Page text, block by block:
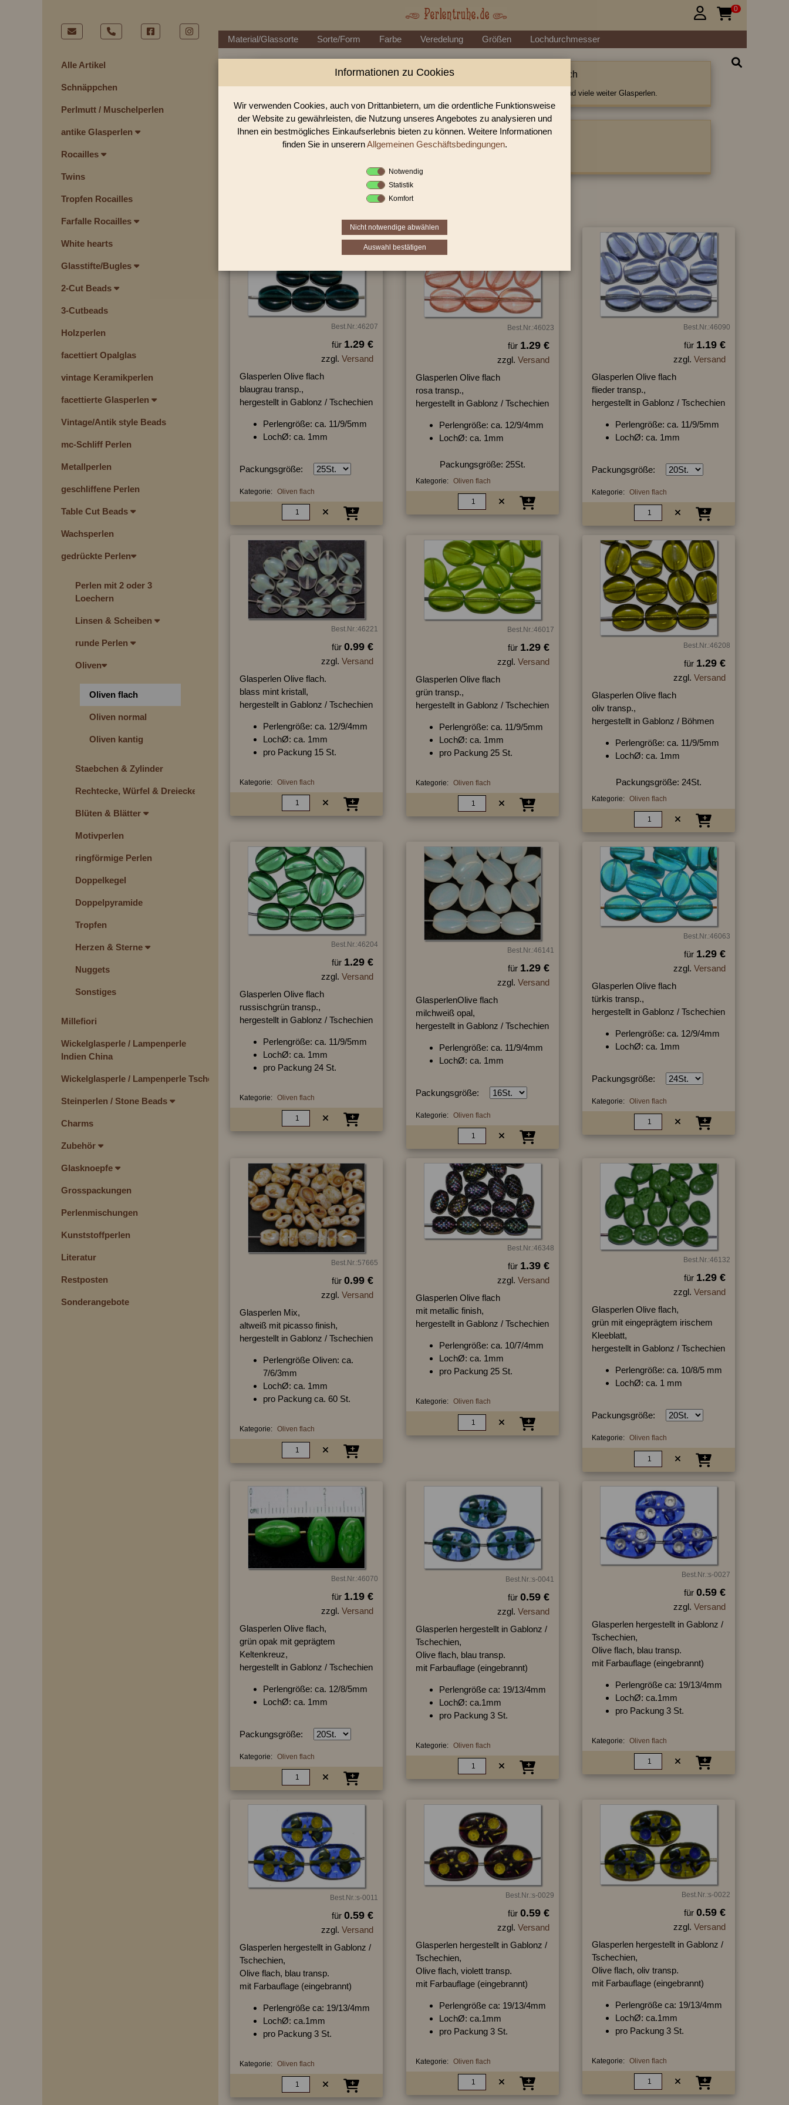
Alle Artikel
Schnäppchen
Perlmutt / Muschelperlen
antike Glasperlen
Rocailles
Twins
Tropfen Rocailles
Farfalle Rocailles
White hearts
Glasstifte/Bugles
2-Cut Beads
3-Cutbeads
Holzperlen
facettiert Opalglas
vintage Keramikperlen
facettierte Glasperlen
Vintage/Antik style Beads
mc-Schliff Perlen
Metallperlen
geschliffene Perlen
Table Cut Beads
Wachsperlen
gedrückte Perlen
Perlen mit 2 oder 3
Loechern
Linsen & Scheiben
runde Perlen
Oliven
Oliven flach
Oliven normal
Oliven kantig
Staebchen & Zylinder
Rechtecke, Würfel & Dreiecke
Blüten & Blätter
Motivperlen
ringförmige Perlen
Doppelkegel
Doppelpyramide
Tropfen
Herzen & Sterne
Nuggets
Sonstiges
Millefiori
Wickelglasperle / Lampenperle
Indien China
Wickelglasperle / Lampenperle Tschechien
Steinperlen / Stone Beads
Charms
Zubehör
Glasknoepfe
Grosspackungen
Perlenmischungen
Kunststoffperlen
Literatur
Restposten
Sonderangebote
 0
Material/Glassorte Sorte/Form Farbe Veredelung Größen Lochdurchmesser
Perlen Shop für gedrückte Perlen Oliven flach
In unserem Perlen Shop finden sie zahlreich gedrückte Perlen Oliven flach und viele weiter Glasperlen.
Sie befinden sich in folgender Kategorie:
gedrückte Perlen|Oliven
Best.Nr.:46207
für 1.29 €
zzgl. Versand
Glasperlen Olive flach
blaugrau transp.,
hergestellt in Gablonz / Tschechien
Perlengröße: ca. 11/9/5mm
LochØ: ca. 1mm
Packungsgröße:
Kategorie: Oliven flach
Best.Nr.:46023
für 1.29 €
zzgl. Versand
Glasperlen Olive flach
rosa transp.,
hergestellt in Gablonz / Tschechien
Perlengröße: ca. 12/9/4mm
LochØ: ca. 1mm
Packungsgröße: 25St.
Kategorie: Oliven flach
Best.Nr.:46090
für 1.19 €
zzgl. Versand
Glasperlen Olive flach
flieder transp.,
hergestellt in Gablonz / Tschechien
Perlengröße: ca. 11/9/5mm
LochØ: ca. 1mm
Packungsgröße:
Kategorie: Oliven flach
Best.Nr.:46221
für 0.99 €
zzgl. Versand
Glasperlen Olive flach.
blass mint kristall,
hergestellt in Gablonz / Tschechien
Perlengröße: ca. 12/9/4mm
LochØ: ca. 1mm
pro Packung 15 St.
Kategorie: Oliven flach
Best.Nr.:46017
für 1.29 €
zzgl. Versand
Glasperlen Olive flach
grün transp.,
hergestellt in Gablonz / Tschechien
Perlengröße: ca. 11/9/5mm
LochØ: ca. 1mm
pro Packung 25 St.
Kategorie: Oliven flach
Best.Nr.:46208
für 1.29 €
zzgl. Versand
Glasperlen Olive flach
oliv transp.,
hergestellt in Gablonz / Böhmen
Perlengröße: ca. 11/9/5mm
LochØ: ca. 1mm
Packungsgröße: 24St.
Kategorie: Oliven flach
Best.Nr.:46204
für 1.29 €
zzgl. Versand
Glasperlen Olive flach
russischgrün transp.,
hergestellt in Gablonz / Tschechien
Perlengröße: ca. 11/9/5mm
LochØ: ca. 1mm
pro Packung 24 St.
Kategorie: Oliven flach
Best.Nr.:46141
für 1.29 €
zzgl. Versand
GlasperlenOlive flach
milchweiß opal,
hergestellt in Gablonz / Tschechien
Perlengröße: ca. 11/9/4mm
LochØ: ca. 1mm
Packungsgröße:
Kategorie: Oliven flach
Best.Nr.:46063
für 1.29 €
zzgl. Versand
Glasperlen Olive flach
türkis transp.,
hergestellt in Gablonz / Tschechien
Perlengröße: ca. 12/9/4mm
LochØ: ca. 1mm
Packungsgröße:
Kategorie: Oliven flach
Best.Nr.:57665
für 0.99 €
zzgl. Versand
Glasperlen Mix,
altweiß mit picasso finish,
hergestellt in Gablonz / Tschechien
Perlengröße Oliven: ca.
7/6/3mm
LochØ: ca. 1mm
pro Packung ca. 60 St.
Kategorie: Oliven flach
Best.Nr.:46348
für 1.39 €
zzgl. Versand
Glasperlen Olive flach
mit metallic finish,
hergestellt in Gablonz / Tschechien
Perlengröße: ca. 10/7/4mm
LochØ: ca. 1mm
pro Packung 25 St.
Kategorie: Oliven flach
Best.Nr.:46132
für 1.29 €
zzgl. Versand
Glasperlen Olive flach,
grün mit eingeprägtem irischem
Kleeblatt,
hergestellt in Gablonz / Tschechien
Perlengröße: ca. 10/8/5 mm
LochØ: ca. 1 mm
Packungsgröße:
Kategorie: Oliven flach
Best.Nr.:46070
für 1.19 €
zzgl. Versand
Glasperlen Olive flach,
grün opak mit geprägtem
Keltenkreuz,
hergestellt in Gablonz / Tschechien
Perlengröße: ca. 12/8/5mm
LochØ: ca. 1mm
Packungsgröße:
Kategorie: Oliven flach
Best.Nr.:s-0041
für 0.59 €
zzgl. Versand
Glasperlen hergestellt in Gablonz /
Tschechien,
Olive flach, blau transp.
mit Farbauflage (eingebrannt)
Perlengröße ca: 19/13/4mm
LochØ: ca.1mm
pro Packung 3 St.
Kategorie: Oliven flach
Best.Nr.:s-0027
für 0.59 €
zzgl. Versand
Glasperlen hergestellt in Gablonz /
Tschechien,
Olive flach, blau transp.
mit Farbauflage (eingebrannt)
Perlengröße ca: 19/13/4mm
LochØ: ca.1mm
pro Packung 3 St.
Kategorie: Oliven flach
Best.Nr.:s-0011
für 0.59 €
zzgl. Versand
Glasperlen hergestellt in Gablonz /
Tschechien,
Olive flach, blau transp.
mit Farbauflage (eingebrannt)
Perlengröße ca: 19/13/4mm
LochØ: ca.1mm
pro Packung 3 St.
Kategorie: Oliven flach
Best.Nr.:s-0029
für 0.59 €
zzgl. Versand
Glasperlen hergestellt in Gablonz /
Tschechien,
Olive flach, violett transp.
mit Farbauflage (eingebrannt)
Perlengröße ca: 19/13/4mm
LochØ: ca.1mm
pro Packung 3 St.
Kategorie: Oliven flach
Best.Nr.:s-0022
für 0.59 €
zzgl. Versand
Glasperlen hergestellt in Gablonz /
Tschechien,
Olive flach, oliv transp.
mit Farbauflage (eingebrannt)
Perlengröße ca: 19/13/4mm
LochØ: ca.1mm
pro Packung 3 St.
Kategorie: Oliven flach
Informationen zu Cookies
Wir verwenden Cookies, auch von Drittanbietern, um die ordentliche Funktionsweise
der Website zu gewährleisten, die Nutzung unseres Angebotes zu analysieren und
Ihnen ein bestmögliches Einkaufserlebnis bieten zu können. Weitere Informationen
finden Sie in unserernAllgemeinen Geschäftsbedingungen.
Notwendig
Statistik
Komfort
Nicht notwendige abwählen
Auswahl bestätigen